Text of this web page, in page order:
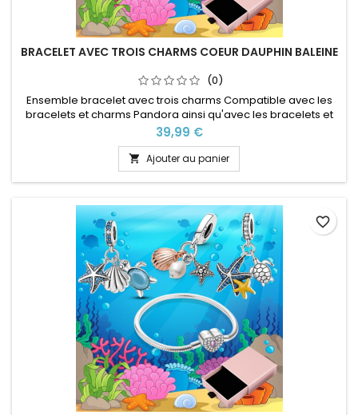
BRACELET AVEC TROIS CHARMS COEUR DAUPHIN BALEINE
(0)
Ensemble bracelet avec trois charms Compatible avec les
bracelets et charms Pandora ainsi qu'avec les bracelets et
charms de notre site idéal pour : Noël, Saint Valentin,
anniversaire, anniversaire de mariage Plusieurs tailles
disponible Pour la dimensions nous conseillons 2cm en plus
par rapport à la circonférence de votre poignet
Prix
39,99 €
 Ajouter au panier
favorite_border